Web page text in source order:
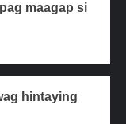
maagap si
hintaying